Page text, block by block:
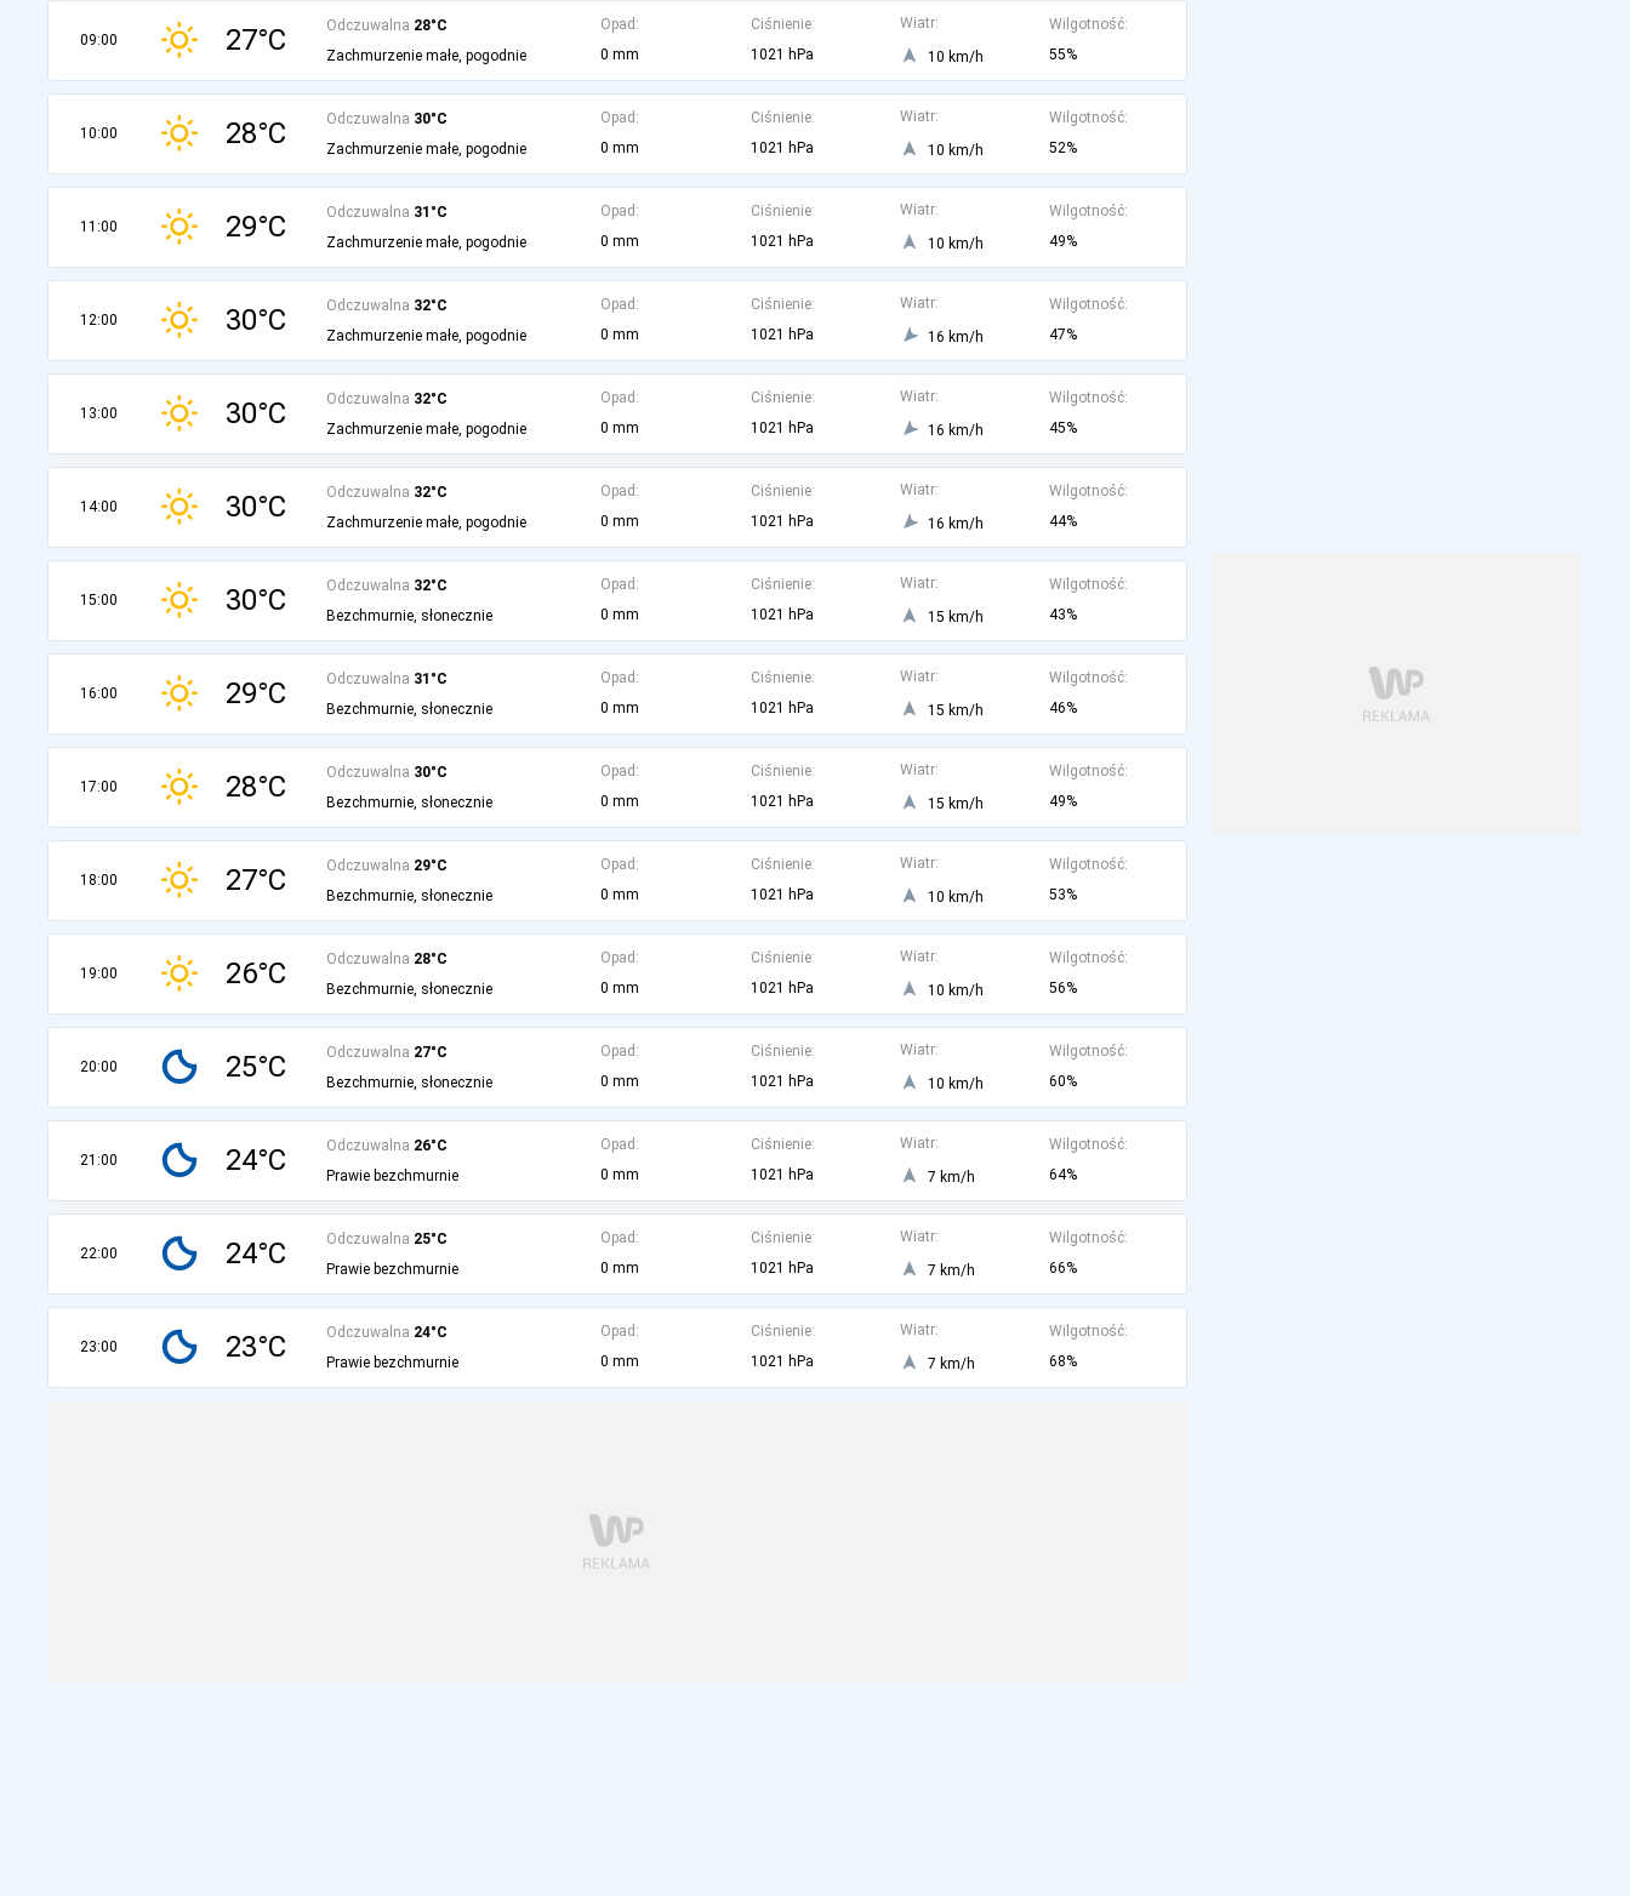
09:00 27°C Odczuwalna 28°C
Zachmurzenie małe, pogodnie
Opad:
0 mm
Ciśnienie:
1021 hPa
Wiatr:
10 km/h
Wilgotność:
55%
10:00 28°C Odczuwalna 30°C
Zachmurzenie małe, pogodnie
Opad:
0 mm
Ciśnienie:
1021 hPa
Wiatr:
10 km/h
Wilgotność:
52%
11:00 29°C Odczuwalna 31°C
Zachmurzenie małe, pogodnie
Opad:
0 mm
Ciśnienie:
1021 hPa
Wiatr:
10 km/h
Wilgotność:
49%
12:00 30°C Odczuwalna 32°C
Zachmurzenie małe, pogodnie
Opad:
0 mm
Ciśnienie:
1021 hPa
Wiatr:
16 km/h
Wilgotność:
47%
13:00 30°C Odczuwalna 32°C
Zachmurzenie małe, pogodnie
Opad:
0 mm
Ciśnienie:
1021 hPa
Wiatr:
16 km/h
Wilgotność:
45%
14:00 30°C Odczuwalna 32°C
Zachmurzenie małe, pogodnie
Opad:
0 mm
Ciśnienie:
1021 hPa
Wiatr:
16 km/h
Wilgotność:
44%
15:00 30°C Odczuwalna 32°C
Bezchmurnie, słonecznie
Opad:
0 mm
Ciśnienie:
1021 hPa
Wiatr:
15 km/h
Wilgotność:
43%
16:00 29°C Odczuwalna 31°C
Bezchmurnie, słonecznie
Opad:
0 mm
Ciśnienie:
1021 hPa
Wiatr:
15 km/h
Wilgotność:
46%
17:00 28°C Odczuwalna 30°C
Bezchmurnie, słonecznie
Opad:
0 mm
Ciśnienie:
1021 hPa
Wiatr:
15 km/h
Wilgotność:
49%
18:00 27°C Odczuwalna 29°C
Bezchmurnie, słonecznie
Opad:
0 mm
Ciśnienie:
1021 hPa
Wiatr:
10 km/h
Wilgotność:
53%
19:00 26°C Odczuwalna 28°C
Bezchmurnie, słonecznie
Opad:
0 mm
Ciśnienie:
1021 hPa
Wiatr:
10 km/h
Wilgotność:
56%
20:00 25°C Odczuwalna 27°C
Bezchmurnie, słonecznie
Opad:
0 mm
Ciśnienie:
1021 hPa
Wiatr:
10 km/h
Wilgotność:
60%
21:00 24°C Odczuwalna 26°C
Prawie bezchmurnie
Opad:
0 mm
Ciśnienie:
1021 hPa
Wiatr:
7 km/h
Wilgotność:
64%
22:00 24°C Odczuwalna 25°C
Prawie bezchmurnie
Opad:
0 mm
Ciśnienie:
1021 hPa
Wiatr:
7 km/h
Wilgotność:
66%
23:00 23°C Odczuwalna 24°C
Prawie bezchmurnie
Opad:
0 mm
Ciśnienie:
1021 hPa
Wiatr:
7 km/h
Wilgotność:
68%